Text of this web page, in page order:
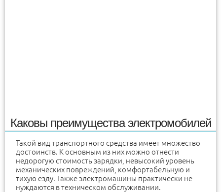
Каковы преимущества электромобилей
Такой вид транспортного средства имеет множество
достоинств. К основным из них можно отнести
недорогую стоимость зарядки, невысокий уровень
механических повреждений, комфортабельную и
тихую езду. Также электромашины практически не
нуждаются в техническом обслуживании.